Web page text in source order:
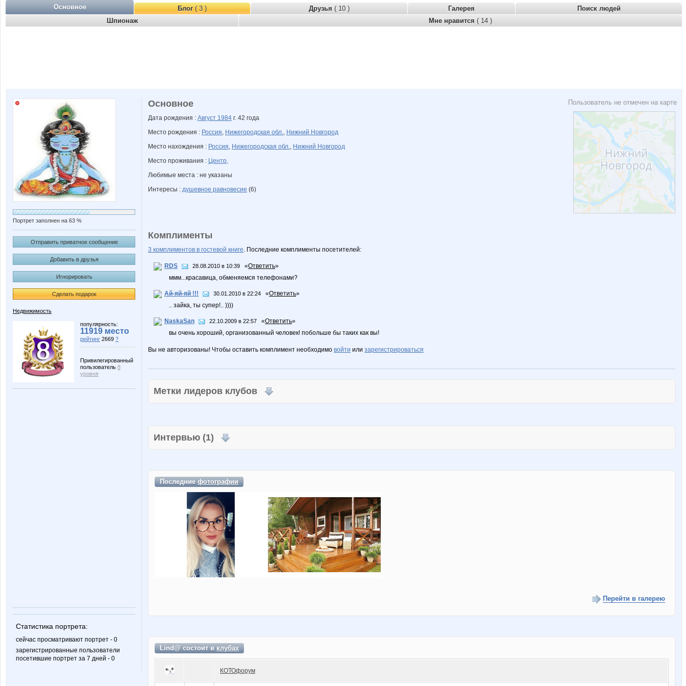
Основное Блог( 3 ) Друзья ( 10 ) Галерея
Поиск людей
Шпионаж
Мне нравится ( 14 )
Портрет заполнен на 63 %
Отправить приватное сообщение
Добавить в друзья
Игнорировать
Сделать подарок
Недвижимость
популярность:
11919 место
рейтинг 2669 ?
Привилегированный
пользователь 8
уровня
Статистика портрета:
сейчас просматривают портрет - 0
зарегистрированные пользователи
посетившие портрет за 7 дней - 0
Пользователь не отмечен на карте
Основное
Дата рождения : Август 1984 г. 42 года
Место рождения : Россия, Нижегородская обл., Нижний Новгород
Место нахождения : Россия, Нижегородская обл., Нижний Новгород
Место проживания : Центр,
Любимые места : не указаны
Интересы : душевное равновесие (6)
Комплименты
3 комплиментов в гостевой книге. Последние комплименты посетителей:
RDS 28.08.2010 в 10:39 «Ответить»
ммм...красавица, обменяемся телефонами?
Ай-яй-яй !!! 30.01.2010 в 22:24 «Ответить»
.. зайка, ты супер!.. ))))
NaskaSan 22.10.2009 в 22:57 «Ответить»
вы очень хороший, организованный человек! побольше бы таких как вы!
Вы не авторизованы! Чтобы оставить комплимент необходимо войти или зарегистрироваться
Метки лидеров клубов
Интервью (1)
Последниефотографии
Перейти в галерею
Lind@ состоит вклубах
КОТОфорум